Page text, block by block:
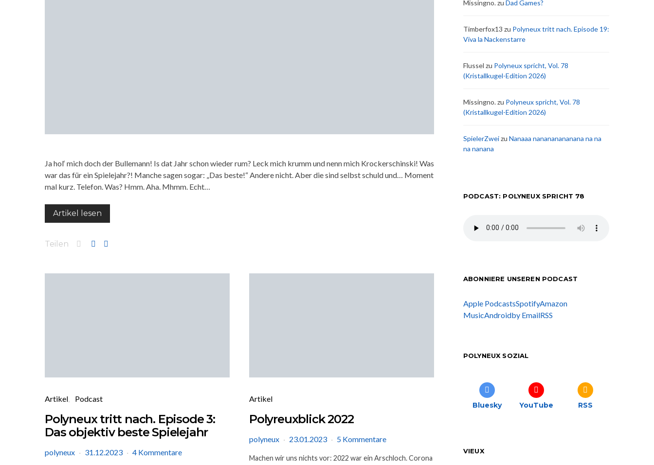
Ja hol‘ mich doch der Bullemann! Is dat Jahr schon wieder rum? Leck mich krumm und nenn mich Krockerschinski! Was
war das für ein Spielejahr?! Manche sagen sogar: „Das beste!“ Andere nicht. Aber die sind selbst schuld und… Moment
mal kurz. Telefon. Was? Hmm. Aha. Mhmm. Echt…
Artikel lesen
Teilen
Artikel Podcast
Polyneux tritt nach. Episode 3:
Das objektiv beste Spielejahr
polyneux 31.12.2023 4 Kommentare
Artikel
Polyreuxblick 2022
polyneux 23.01.2023 5 Kommentare
Machen wir uns nichts vor: 2022 war ein Arschloch. Corona
Missingno.zu Dad Games?
Timberfox13 zu Polyneux tritt nach. Episode 19:
Viva la Nackenstarre
Flussel zu Polyneux spricht, Vol. 78
(Kristallkugel-Edition 2026)
Missingno.zu Polyneux spricht, Vol. 78
(Kristallkugel-Edition 2026)
SpielerZweizu Nanaaa nanananananana na na
na nanana
PODCAST: POLYNEUX SPRICHT 78
ABONNIERE UNSEREN PODCAST
Apple PodcastsSpotifyAmazon
MusicAndroidby EmailRSS
POLYNEUX SOZIAL
Bluesky YouTube RSS
VIEUX